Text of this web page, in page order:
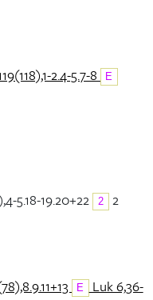
2.4-5.7-8 E
5.18-19.20+22 2
2
E
Luk 6,36-